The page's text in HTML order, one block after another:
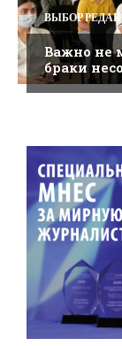
ВЫБОР
Важно не
браки